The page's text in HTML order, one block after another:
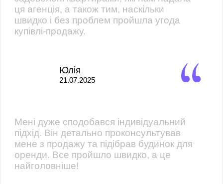
ця агенція, а також тим, наскільки
швидко і без проблем пройшла угода
купівлі-продажу.
Юлія
21.07.2025
Мені дуже сподобався індивідуальний
підхід. Він детально проконсультував
мене з продажу та підібрав будинок для
оренди. Все пройшло швидко, а це
найголовніше!